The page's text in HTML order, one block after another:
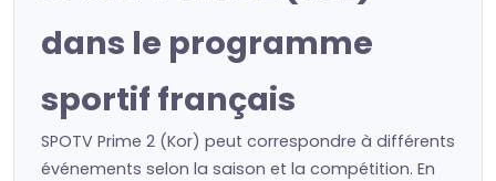
dans le programme
sportif français
SPOTV Prime 2 (Kor) peut correspondre à différents
événements selon la saison et la compétition. En